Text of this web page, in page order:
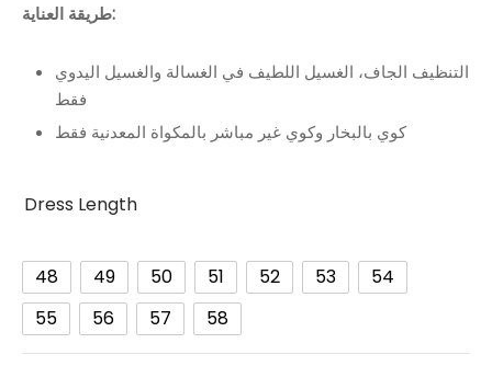
طريقة العناية:
التنظيف الجاف، الغسيل اللطيف في الغسالة والغسيل اليدوي
فقط
كوي بالبخار وكوي غير مباشر بالمكواة المعدنية فقط
Dress Length
48 49 50 51 52 53
54
55
56 57 58